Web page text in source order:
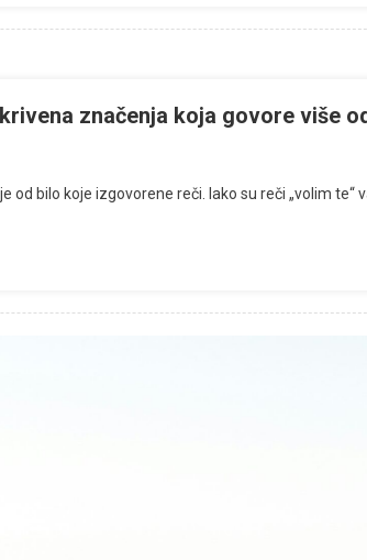
značenja koja govore više
bilo koje izgovorene reči. Iako su reči „volim te“